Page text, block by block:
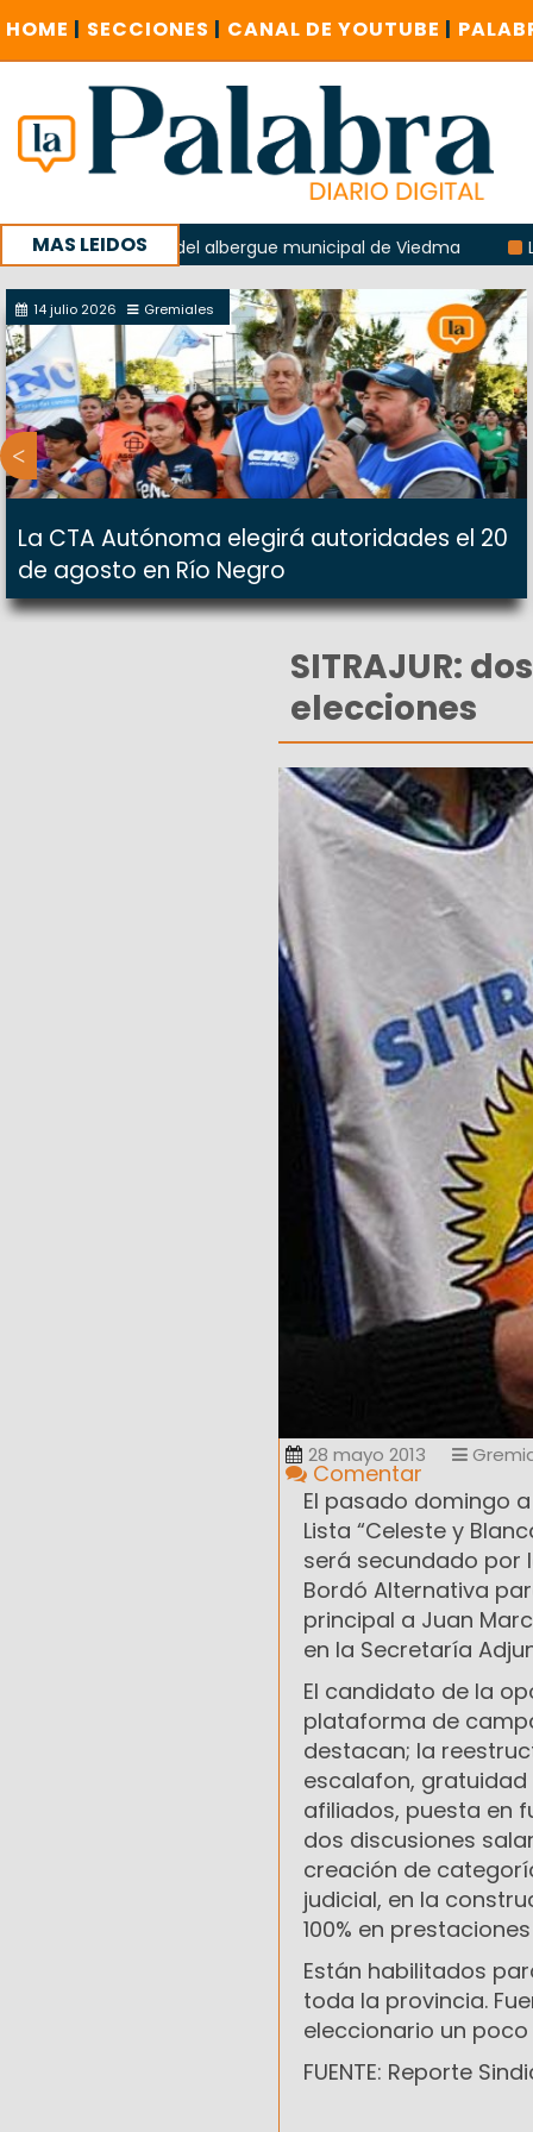
HOME | SECCIONES | CANAL DE YOUTUBE |
MAS LEIDOS
explosión del albergue municipal de Viedma La
con un encuentro provincial en Roca
14 julio 2026 Gremiales
La CTA Autónoma elegirá autoridades el 20
de agosto en Río Negro
SITRAJUR:
elecciones
28 mayo 2013
Comentar
El pasado domingo
Lista “Celeste y
será secundado por
Bordó Alternativa
principal a Juan
en la Secretaría
El candidato de la
plataforma de
destacan; la
escalafon,
afiliados, puesta en
dos discusiones
creación de
judicial, en la
100% en
Están habilitados
toda la provincia.
eleccionario un
FUENTE: Reporte